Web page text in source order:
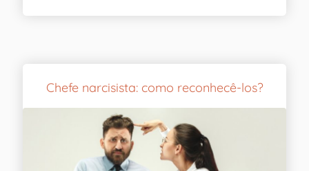
Chefe narcisista: como reconhecê-los?